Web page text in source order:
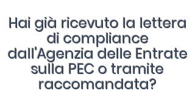
Hai già ricevuto la lettera
di compliance
dall'Agenzia delle Entrate
sulla PEC o tramite
raccomandata?